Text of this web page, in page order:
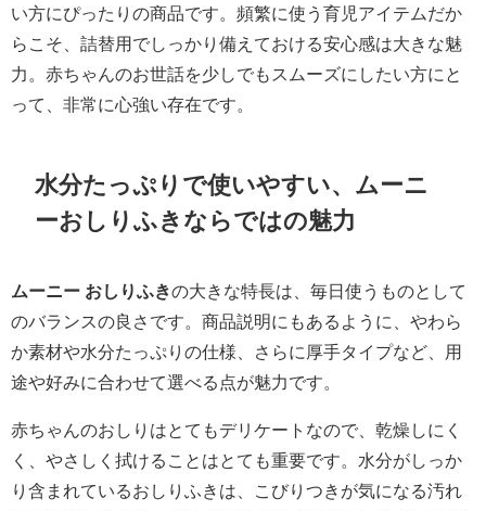
い方にぴったりの商品です。頻繁に使う育児アイテムだか
らこそ、詰替用でしっかり備えておける安心感は大きな魅
力。赤ちゃんのお世話を少しでもスムーズにしたい方にと
って、非常に心強い存在です。
水分たっぷりで使いやすい、ムーニ
ーおしりふきならではの魅力
ムーニー おしりふきの大きな特長は、毎日使うものとして
のバランスの良さです。商品説明にもあるように、やわら
か素材や水分たっぷりの仕様、さらに厚手タイプなど、用
途や好みに合わせて選べる点が魅力です。
赤ちゃんのおしりはとてもデリケートなので、乾燥しにく
く、やさしく拭けることはとても重要です。水分がしっか
り含まれているおしりふきは、こびりつきが気になる汚れ